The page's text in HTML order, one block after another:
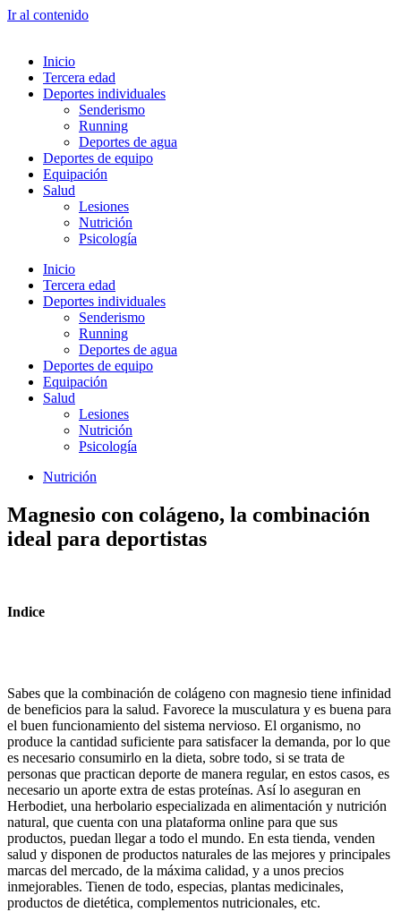
Ir al contenido
Inicio
Tercera edad
Deportes individuales
Senderismo
Running
Deportes de agua
Deportes de equipo
Equipación
Salud
Lesiones
Nutrición
Psicología
Inicio
Tercera edad
Deportes individuales
Senderismo
Running
Deportes de agua
Deportes de equipo
Equipación
Salud
Lesiones
Nutrición
Psicología
Nutrición
Magnesio con colágeno, la combinación
ideal para deportistas
Indice
Sabes que la combinación de colágeno con magnesio tiene infinidad
de beneficios para la salud. Favorece la musculatura y es buena para
el buen funcionamiento del sistema nervioso. El organismo, no
produce la cantidad suficiente para satisfacer la demanda, por lo que
es necesario consumirlo en la dieta, sobre todo, si se trata de
personas que practican deporte de manera regular, en estos casos, es
necesario un aporte extra de estas proteínas. Así lo aseguran en
Herbodiet, una herbolario especializada en alimentación y nutrición
natural, que cuenta con una plataforma online para que sus
productos, puedan llegar a todo el mundo. En esta tienda, venden
salud y disponen de productos naturales de las mejores y principales
marcas del mercado, de la máxima calidad, y a unos precios
inmejorables. Tienen de todo, especias, plantas medicinales,
productos de dietética, complementos nutricionales, etc.